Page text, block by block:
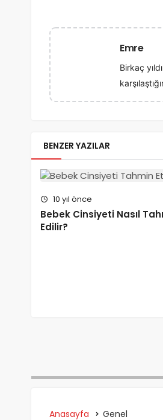
Emre
Birkaç
BENZER YAZILAR
10 yıl önce
Bebek Cinsiyeti Nasıl
Edilir?
Anasayfa Genel